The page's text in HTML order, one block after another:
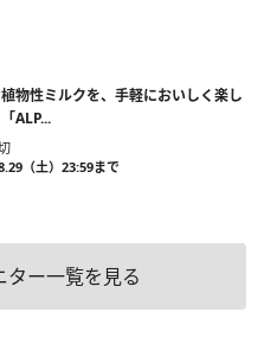
物性ミルクを、手軽においしく楽し
ALP...
（土）23:59まで
ター一覧を見る